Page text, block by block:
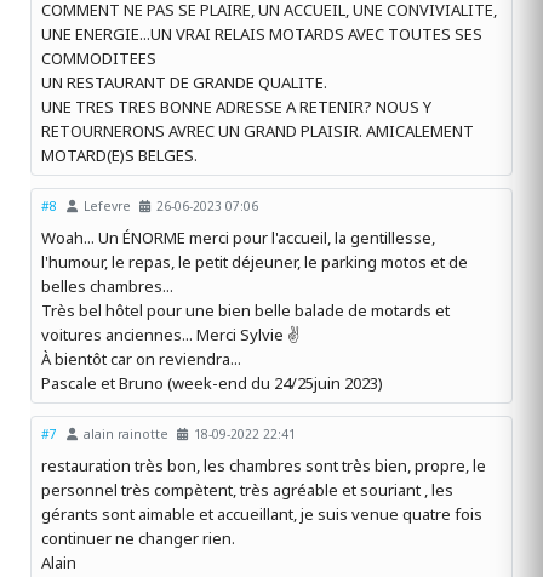
COMMENT NE PAS SE PLAIRE, UN ACCUEIL, UNE CONVIVIALITE,
UNE ENERGIE...UN VRAI RELAIS MOTARDS AVEC TOUTES SES
COMMODITEES
UN RESTAURANT DE GRANDE QUALITE.
UNE TRES TRES BONNE ADRESSE A RETENIR? NOUS Y
RETOURNERONS AVREC UN GRAND PLAISIR. AMICALEMENT
MOTARD(E)S BELGES.
#8 Lefevre 26-06-2023 07:06
Woah... Un ÉNORME merci pour l'accueil, la gentillesse,
l'humour, le repas, le petit déjeuner, le parking motos et de
belles chambres...
Très bel hôtel pour une bien belle balade de motards et
voitures anciennes... Merci Sylvie ✌️
À bientôt car on reviendra...
Pascale et Bruno (week-end du 24/25juin 2023)
#7 alain rainotte 18-09-2022 22:41
restauration très bon, les chambres sont très bien, propre, le
personnel très compètent, très agréable et souriant , les
gérants sont aimable et accueillant, je suis venue quatre fois
continuer ne changer rien.
Alain